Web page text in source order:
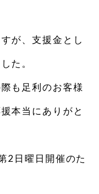
が、支援金とし
た。
も足利のお客様
本当にありがと
2日曜日開催のた